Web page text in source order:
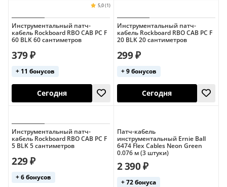
Сегодня Сегодня
5,0 (1)
Инструментальный патч-
кабель Rockboard RBO CAB PC F
60 BLK 60 сантиметров
379 ₽
+ 11 бонусов
Сегодня
Инструментальный патч-
кабель Rockboard RBO CAB PC F
20 BLK 20 сантиметров
299 ₽
+ 9 бонусов
Сегодня
Инструментальный патч-
кабель Rockboard RBO CAB PC F
5 BLK 5 сантиметров
229 ₽
+ 6 бонусов
Патч-кабель
инструментальный Ernie Ball
6474 Flex Cables Neon Green
0.076 м (3 штуки)
2 390 ₽
+ 72 бонуса